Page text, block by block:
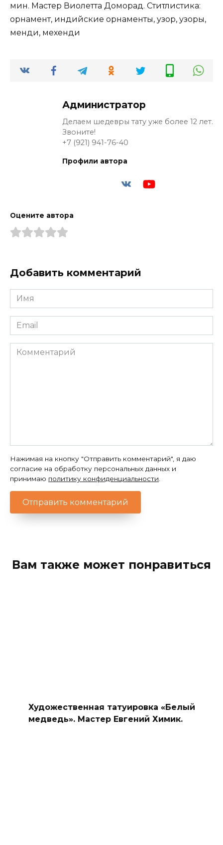
мин. Мастер Виолетта Доморад. Ститлистика:
орнамент, индийские орнаменты, узор, узоры,
менди, мехенди
Администратор
Делаем шедевры тату уже более 12 лет.
Звоните!
+7 (921) 941-76-40
Профили автора
Оцените автора
Добавить комментарий
Имя
*
Email
*
Комментарий
Нажимая на кнопку "Отправить комментарий", я даю
согласие на обработку персональных данных и
принимаю политику конфиденциальности.
Вам также может понравиться
Художественная татуировка «Белый
медведь». Мастер Евгений Химик.